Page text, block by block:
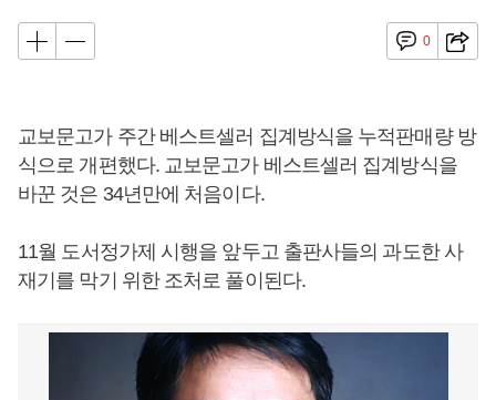
0
교보문고가 주간 베스트셀러 집계방식을 누적판매량 방
식으로 개편했다. 교보문고가 베스트셀러 집계방식을
바꾼 것은 34년만에 처음이다.
11월 도서정가제 시행을 앞두고 출판사들의 과도한 사
재기를 막기 위한 조처로 풀이된다.